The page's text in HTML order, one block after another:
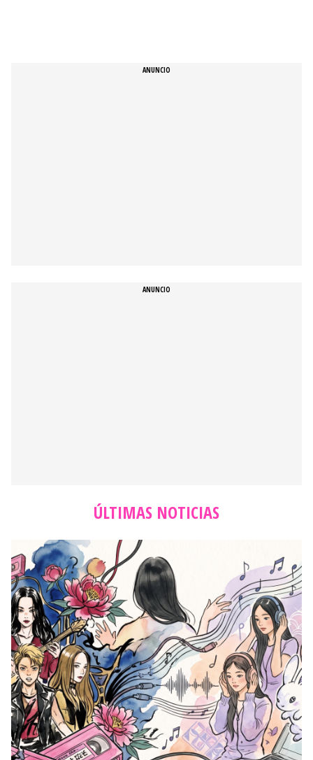
ÚLTIMAS NOTICIAS